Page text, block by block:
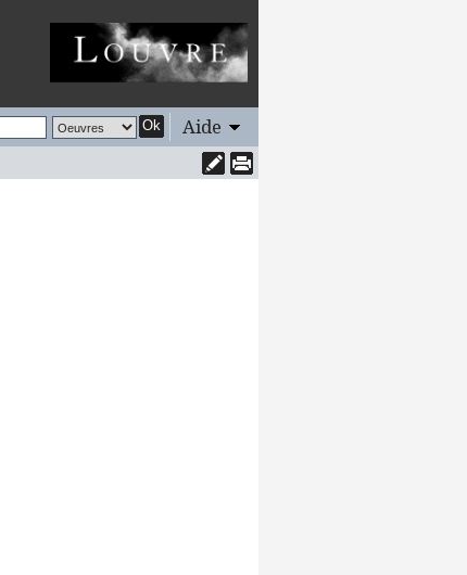
Ok Aide